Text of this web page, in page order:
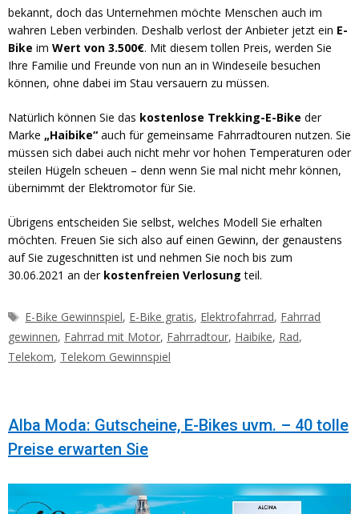
bekannt, doch das Unternehmen möchte Menschen auch im
wahren Leben verbinden. Deshalb verlost der Anbieter jetzt ein E-
Bike im Wert von 3.500€. Mit diesem tollen Preis, werden Sie
Ihre Familie und Freunde von nun an in Windeseile besuchen
können, ohne dabei im Stau versauern zu müssen.
Natürlich können Sie das kostenlose Trekking-E-Bike der
Marke „Haibike“ auch für gemeinsame Fahrradtouren nutzen. Sie
müssen sich dabei auch nicht mehr vor hohen Temperaturen oder
steilen Hügeln scheuen – denn wenn Sie mal nicht mehr können,
übernimmt der Elektromotor für Sie.
Übrigens entscheiden Sie selbst, welches Modell Sie erhalten
möchten. Freuen Sie sich also auf einen Gewinn, der genaustens
auf Sie zugeschnitten ist und nehmen Sie noch bis zum
30.06.2021 an der kostenfreien Verlosung teil.
Schlagwörter
E-Bike Gewinnspiel, E-Bike gratis, Elektrofahrrad, Fahrrad
gewinnen, Fahrrad mit Motor, Fahrradtour, Haibike, Rad,
Telekom, Telekom Gewinnspiel
Alba Moda: Gutscheine, E-Bikes uvm. – 40 tolle
Preise erwarten Sie